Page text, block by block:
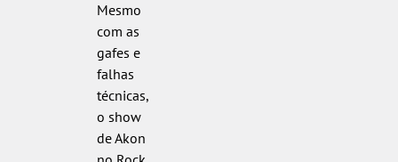
Mesmo
com as
gafes e
falhas
técnicas,
o show
de Akon